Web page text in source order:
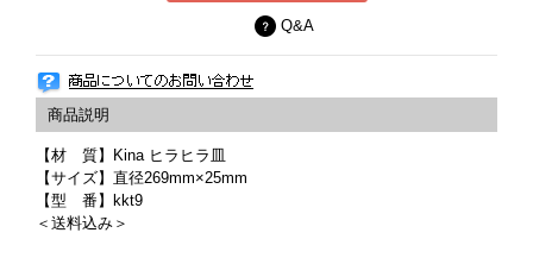
Q&A
【材 質】Kina ヒラヒラ皿
【サイズ】直径269mm×25mm
【型 番】kkt9
＜送料込み＞